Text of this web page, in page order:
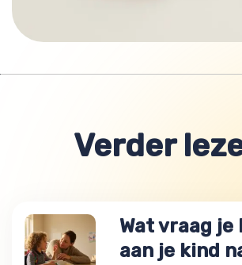
Verder
Wat vraag
aan je kind